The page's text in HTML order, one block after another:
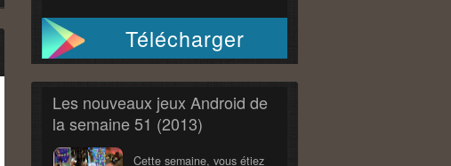
Télécharger
Les nouveaux jeux Android de
la semaine 51 (2013)
Cette semaine, vous étiez